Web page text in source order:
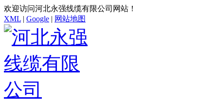
欢迎访问河北永强线缆有限公司网站！
XML | Google | 网站地图